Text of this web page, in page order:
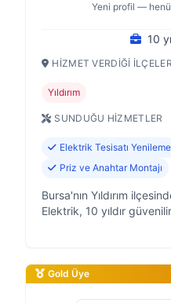
Yeni profil —
10
HIZMET VERDIĞI İLÇELER
Yıldırım
SUNDUĞU HIZMETLER
Elektrik Tesisatı Yenileme
Priz ve Anahtar Montajı
Bursa'nın Yıldırım
Elektrik, 10 yıldır
Gold Üye